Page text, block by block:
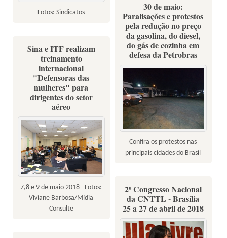
Fotos: Sindicatos
30 de maio:
Paralisações e protestos
pela redução no preço
da gasolina, do diesel,
do gás de cozinha em
defesa da Petrobras
Confira os protestos nas
principais cidades do Brasil
Sina e ITF realizam
treinamento
internacional
"Defensoras das
mulheres" para
dirigentes do setor
aéreo
7,8 e 9 de maio 2018 - Fotos:
Viviane Barbosa/Mídia
Consulte
2º Congresso Nacional
da CNTTL - Brasília
25 a 27 de abril de 2018